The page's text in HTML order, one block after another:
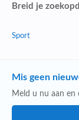
Breid je
Sport
Mis geen
Meld u nu aan en